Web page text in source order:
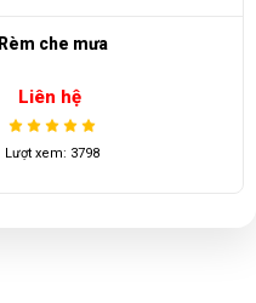
Rèm che mưa
Liên hệ
Lượt xem: 3798